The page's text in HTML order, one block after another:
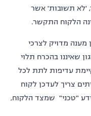
'לא תשובות' אשר
הלקוח התקשר.
מענה מדויק לצרכי
שאיננו בהכרח תלוי
עדיפות לתת לכל
צריך לעדכן לקוח
"טכני" שמצד הלקוח,